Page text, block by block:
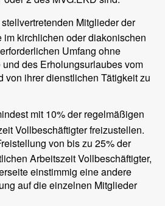
Mitglieder der
im kirchlichen oder diakonischen
Umfang ohne
des Erholungsurlaubes vom
von ihrer dienstlichen Tätigkeit zu
mit 10% der regelmäßigen
Vollbeschäftigter freizustellen.
von bis zu 25% der
Arbeitszeit Vollbeschäftigter,
einstimmig eine andere
auf die einzelnen Mitglieder